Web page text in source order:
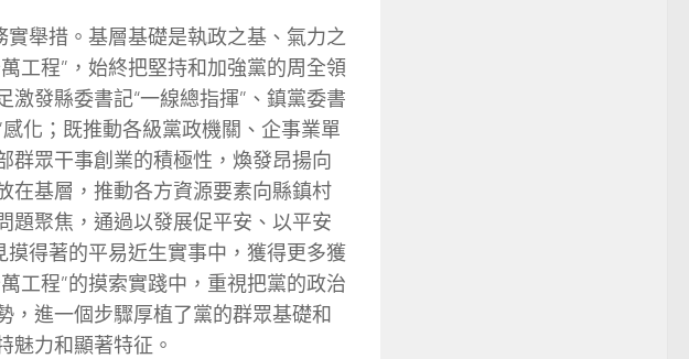
實舉措。基層基礎是執政之基、氣力之
工程”，始終把堅持和加強黨的周全領
發縣委書記“一線總指揮”、鎮黨委書
化；既推動各級黨政機關、企事業單
群眾干事創業的積極性，煥發昂揚向
在基層，推動各方資源要素向縣鎮村
題聚焦，通過以發展促平安、以平安
摸得著的平易近生實事中，獲得更多獲
工程”的摸索實踐中，重視把黨的政治
，進一個步驟厚植了黨的群眾基礎和
魅力和顯著特征。